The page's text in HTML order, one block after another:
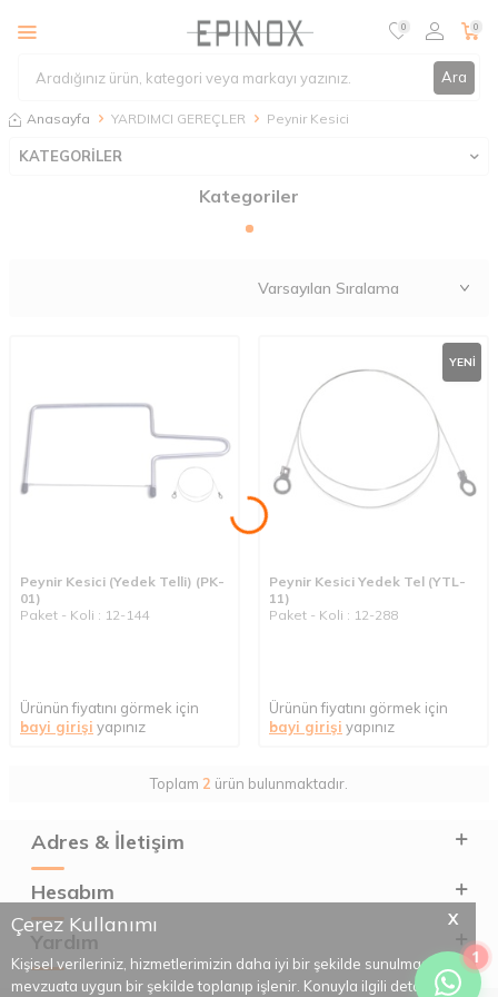
X
Çerez Kullanımı
Kişisel verileriniz, hizmetlerimizin daha iyi bir şekilde sunulması için
mevzuata uygun bir şekilde toplanıp işlenir. Konuyla ilgili detaylı
1
Ara
0 0
Anasayfa YARDIMCI GEREÇLER Peynir Kesici
KATEGORİLER
Kategoriler
Peynir Kesici (Yedek Telli) (PK-
01)
Paket - Koli : 12-144
Ürünün fiyatını görmek için
bayi girişi yapınız
YENI
Peynir Kesici Yedek Tel (YTL-
11)
Paket - Koli : 12-288
Ürünün fiyatını görmek için
bayi girişi yapınız
Toplam 2 ürün bulunmaktadır.
Adres & İletişim
Hesabım
Yardım